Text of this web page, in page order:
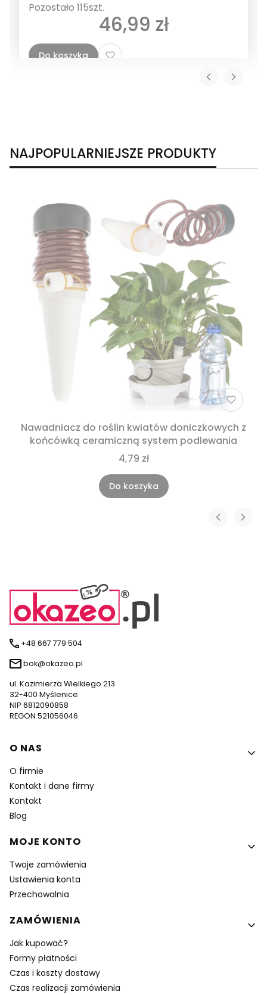
Pozostało 115szt.
Cena
46,99 zł
Do koszyka
NAJPOPULARNIEJSZE PRODUKTY
Nawadniacz do roślin kwiatów doniczkowych z
końcówką ceramiczną system podlewania
4,79 zł
Do koszyka
+48 667 779 504
bok@okazeo.pl
ul. Kazimierza Wielkiego 213
32-400 Myślenice
NIP 6812090858
REGON 521056046
Linki w stopce
O NAS
O firmie
Kontakt i dane firmy
Kontakt
Blog
MOJE KONTO
Twoje zamówienia
Ustawienia konta
Przechowalnia
ZAMÓWIENIA
Jak kupować?
Formy płatności
Czas i koszty dostawy
Czas realizacji zamówienia